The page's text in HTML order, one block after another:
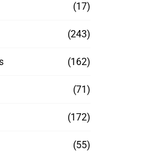
(17)
(243)
(162)
(71)
(172)
(55)